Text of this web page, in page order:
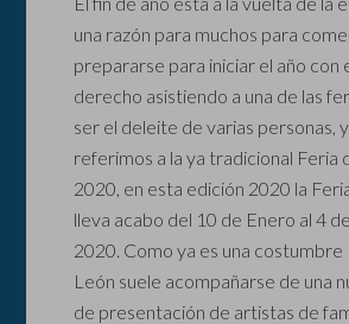
una razón para muchos para
prepararse para iniciar el año con
derecho asistiendo a una de las
ser el deleite de varias personas,
referimos a la ya tradicional Feria
2020, en esta edición 2020 la
lleva acabo del 10 de Enero al 4
2020. Como ya es una
León suele acompañarse de una
de presentación de artistas de